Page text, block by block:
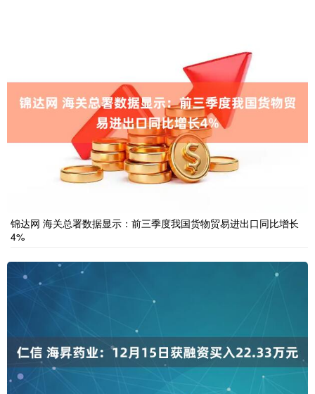
锦达网 海关总署数据显示：前三季度我国货物贸易进出口同比增长
4%